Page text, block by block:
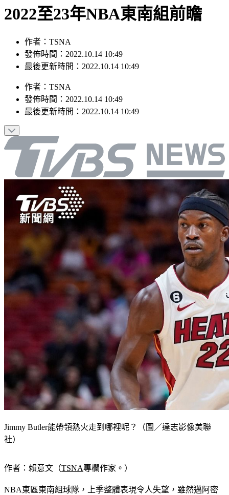
2022至23年NBA東南組前瞻
作者：TSNA
發佈時間：2022.10.14 10:49
最後更新時間：2022.10.14 10:49
作者 ： TSNA
發佈時間： 2022.10.14 10:49
最後更新時間： 2022.10.14 10:49
Jimmy Butler能帶領熱火走到哪裡呢？（圖／達志影像美聯
社）
作者：賴意文（TSNA專欄作家 。）
NBA東區東南組球隊，上季整體表現令人失望，雖然邁阿密